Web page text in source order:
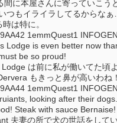
間に本屋さんに寄っていこう
つもイライラしてるからな
は特に。
1emmQuest1
Lodge is even better now
be so proud!
Lodge は前に私が働いてた頃
もきっと鼻が高いわね！
1emmQuest1
looking after their
Steak with sauce Bernaise!
夫妻の所で犬の世話をして